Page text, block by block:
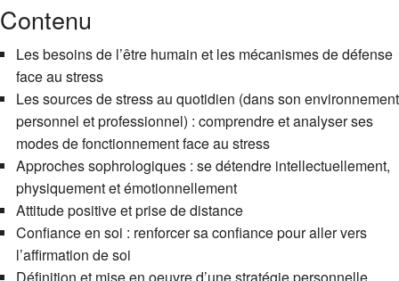
Contenu
Les besoins de l’être humain et les mécanismes de défense
face au stress
Les sources de stress au quotidien (dans son environnement
personnel et professionnel) : comprendre et analyser ses
modes de fonctionnement face au stress
Approches sophrologiques : se détendre intellectuellement,
physiquement et émotionnellement
Attitude positive et prise de distance
Confiance en soi : renforcer sa confiance pour aller vers
l’affirmation de soi
Définition et mise en oeuvre d’une stratégie personnelle